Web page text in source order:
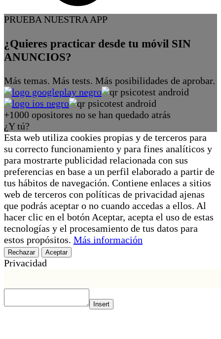
PRUEBA NUESTRA APP
¿Quieres practicar desde tu móvil SIN
ANUNCIOS?
Más temas. Más tests. Más posibilidades de aprobar.
+1000 opositores no se han quedado atrás
¿Y tú?
Esta web utiliza cookies propias y de terceros para
su correcto funcionamiento y para fines analíticos y
para mostrarte publicidad relacionada con sus
preferencias en base a un perfil elaborado a partir de
tus hábitos de navegación. Contiene enlaces a sitios
web de terceros con políticas de privacidad ajenas
que podrás aceptar o no cuando accedas a ellos. Al
hacer clic en el botón Aceptar, acepta el uso de estas
tecnologías y el procesamiento de tus datos para
estos propósitos. Más información
Rechazar Aceptar
Privacidad
Insert